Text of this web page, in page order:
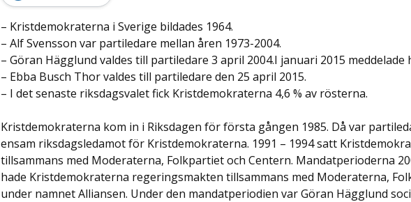
– Kristdemokraterna i Sverige bildades 1964.
– Alf Svensson var partiledare mellan åren 1973-2004.
– Göran Hägglund valdes till partiledare 3 april 2004.I januari 2015 meddelade
– Ebba Busch Thor valdes till partiledare den 25 april 2015.
– I det senaste riksdagsvalet fick Kristdemokraterna 4,6 % av rösterna.
Kristdemokraterna kom in i Riksdagen för första gången 1985. Då var
ensam riksdagsledamot för Kristdemokraterna. 1991 – 1994 satt
tillsammans med Moderaterna, Folkpartiet och Centern. Mandatperioderna
hade Kristdemokraterna regeringsmakten tillsammans med Moderaterna,
under namnet Alliansen. Under den mandatperiodien var Göran Hägglund